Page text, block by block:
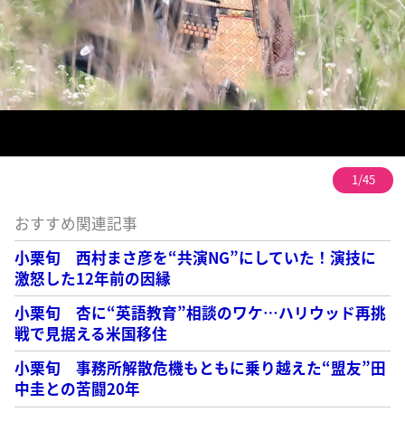
1/45
おすすめ関連記事
小栗旬 西村まさ彦を“共演NG”にしていた！演技に
激怒した12年前の因縁
小栗旬 杏に“英語教育”相談のワケ…ハリウッド再挑
戦で見据える米国移住
小栗旬 事務所解散危機もともに乗り越えた“盟友”田
中圭との苦闘20年